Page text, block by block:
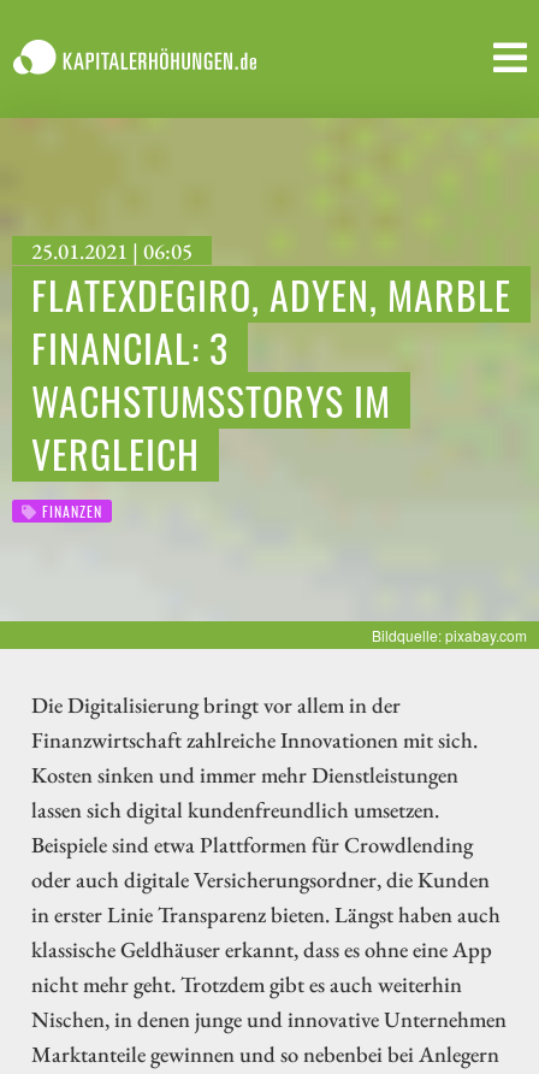
25.01.2021 | 06:05
FLATEXDEGIRO, ADYEN, MARBLE
FINANCIAL: 3
WACHSTUMSSTORYS IM
VERGLEICH
FINANZEN
Bildquelle: pixabay.com
Die Digitalisierung bringt vor allem in der
Finanzwirtschaft zahlreiche Innovationen mit sich.
Kosten sinken und immer mehr Dienstleistungen
lassen sich digital kundenfreundlich umsetzen.
Beispiele sind etwa Plattformen für Crowdlending
oder auch digitale Versicherungsordner, die Kunden
in erster Linie Transparenz bieten. Längst haben auch
klassische Geldhäuser erkannt, dass es ohne eine App
nicht mehr geht. Trotzdem gibt es auch weiterhin
Nischen, in denen junge und innovative Unternehmen
Marktanteile gewinnen und so nebenbei bei Anlegern